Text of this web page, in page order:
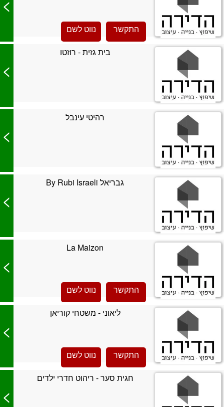
התקשר נווט לשם
בית גזית - רוזטו
>
רהיטי עינבל
>
גבריאל By Rubi Israeli
>
La Maizon
התקשר נווט לשם
>
ליאוני - משטחי קוריאן
התקשר נווט לשם
>
חגית סער - ריהוט חדרי ילדים
>